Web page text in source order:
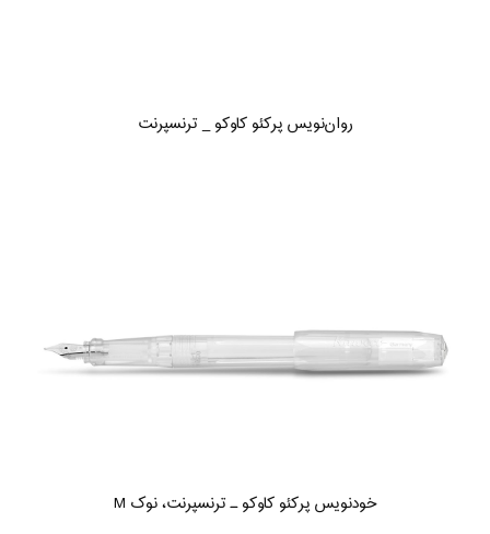
روان‌نویس پرکئو کاوکو _ ترنسپرنت
خودنویس پرکئو کاوکو ـ ترنسپرنت، نوک M